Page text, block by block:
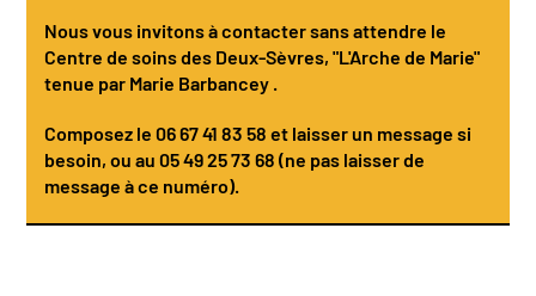
Nous vous invitons à contacter sans attendre le
Centre de soins des Deux-Sèvres, "L'Arche de Marie"
tenue par Marie Barbancey .
Composez le06 67 41 83 58 et laisser un message si
besoin, ou au 05 49 25 73 68 (ne pas laisser de
message à ce numéro).